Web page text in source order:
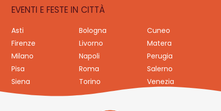
EVENTI E FESTE IN CITTÀ
Asti Bologna
Cuneo
Firenze
Livorno
Matera
Milano
Napoli
Perugia
Pisa
Roma
Salerno
Siena
Torino Venezia